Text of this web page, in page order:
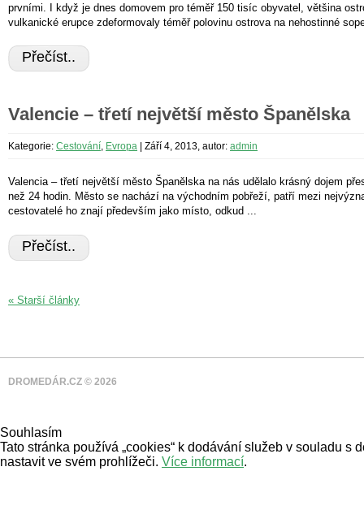
prvními. I když je dnes domovem pro téměř 150 tisíc obyvatel, většina
vulkanické erupce zdeformovaly téměř polovinu ostrova na nehostinné
Přečíst..
Valencie – třetí největší město Španělska
Kategorie: Cestování, Evropa Září 4, 2013, autor: admin
Valencia – třetí největší město Španělska na nás udělalo krásný dojem
než 24 hodin. Město se nachází na východním pobřeží, patří mezi
cestovatelé ho znají především jako místo, odkud ...
Přečíst..
« Starší články
DROMEDÁR.CZ © 2026
Souhlasím
Tato stránka používá „cookies“ k dodávání služeb v souladu s
nastavit ve svém prohlížeči. Více informací.